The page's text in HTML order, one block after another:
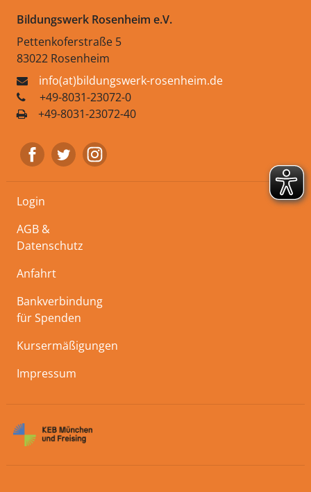
Bildungswerk Rosenheim e.V.
Pettenkoferstraße 5
83022 Rosenheim
info(at)bildungswerk-rosenheim.de
+49-8031-23072-0
+49-8031-23072-40
Login
AGB &
Datenschutz
Anfahrt
Bankverbindung
für Spenden
Kursermäßigungen
Impressum